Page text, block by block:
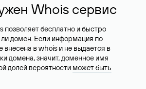
Whois сервис
позволяет бесплатно и быстро
домен. Если информация по
в whois и не выдается в
домена, значит, доменное имя
долей вероятности может быть